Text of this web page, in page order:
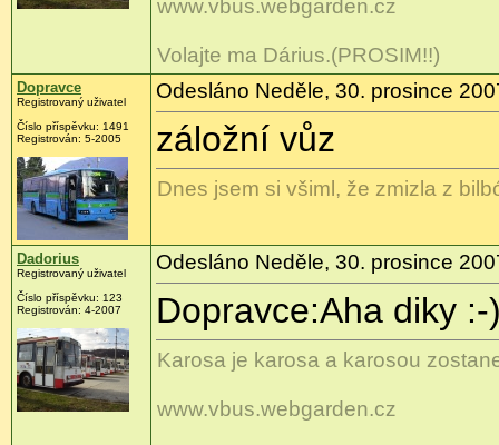
www.vbus.webgarden.cz
Volajte ma Dárius.(PROSIM!!)
Dopravce
Registrovaný uživatel
Číslo příspěvku: 1491
Registrován: 5-2005
Odesláno Neděle, 30. prosince
záložní vůz
Dnes jsem si všiml, že zmizla z
Dadorius
Registrovaný uživatel
Číslo příspěvku: 123
Registrován: 4-2007
Odesláno Neděle, 30. prosince
Dopravce:Aha diky :-
Karosa je karosa a karosou
www.vbus.webgarden.cz